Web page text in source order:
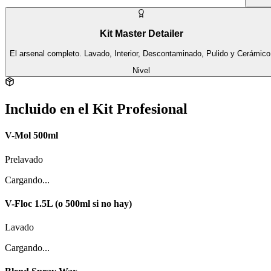
Kit Master Detailer
El arsenal completo. Lavado, Interior, Descontaminado, Pulido y Cerámico.
Nivel
Incluido en el Kit Profesional
V-Mol 500ml
Prelavado
Cargando...
V-Floc 1.5L (o 500ml si no hay)
Lavado
Cargando...